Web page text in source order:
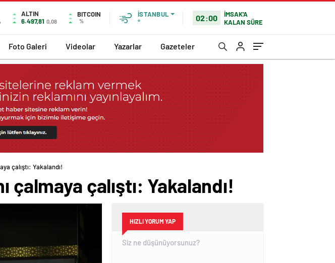
ALTIN
6.497,81 0,08
BITCOIN
%
İSTANBUL
°
02:00
İMSAK'A
KALAN SÜRE
Foto Galeri Videolar Yazarlar Gazeteler
çalıştı: Yakalandı!
çalmaya çalıştı: Yakalandı!
HIZLI YORUM YAP